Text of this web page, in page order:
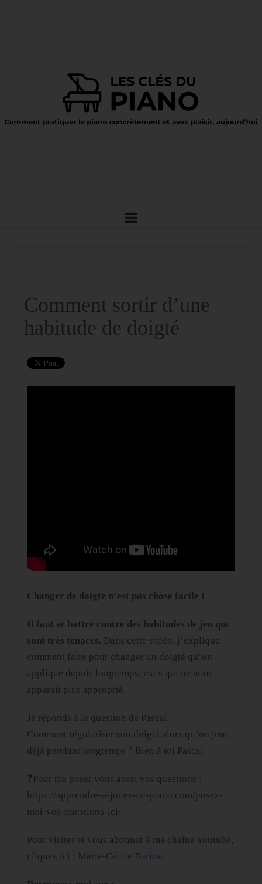
Comment sortir d’une
habitude de doigté
Changer de doigté n’est pas chose facile !
Il faut se battre contre des habitudes de jeu qui
sont très tenaces. Dans cette vidéo, j’explique
comment faire pour changer un doigté qu’on
applique depuis longtemps, mais qui ne nous
apparait plus approprié.
Je réponds à la question de Pascal :
Comment régulariser son doigté alors qu’on joue
déjà pendant longtemps ? Bien à toi Pascal.
❓Pour me poser vous aussi vos questions :
https://apprendre-a-jouer-du-piano.com/posez-
moi-vos-questions-ici/
Pour visiter et vous abonner à ma chaîne Youtube,
cliquez ici : Marie-Cécile Baritou